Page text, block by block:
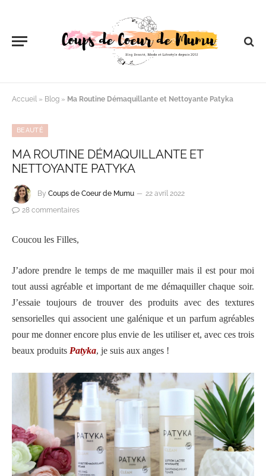
Accueil » Blog » Ma Routine Démaquillante et Nettoyante Patyka
BEAUTÉ
MA ROUTINE DÉMAQUILLANTE ET
NETTOYANTE PATYKA
By Coups de Coeur de Mumu
22 avril 2022
28 commentaires
Coucou les Filles,
J’adore prendre le temps de me maquiller mais il est pour moi
tout aussi agréable et important de me démaquiller chaque soir.
J’essaie toujours de trouver des produits avec des textures
sensorielles qui associent une galénique et un parfum agréables
pour me donner encore plus envie de les utiliser et, avec ces trois
beaux produits Patyka, je suis aux anges !